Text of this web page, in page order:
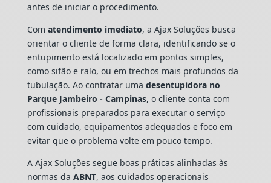
antes de iniciar o procedimento.
Com atendimento imediato, a Ajax Soluções busca
orientar o cliente de forma clara, identificando se o
entupimento está localizado em pontos simples,
como sifão e ralo, ou em trechos mais profundos da
tubulação. Ao contratar uma desentupidora no
Parque Jambeiro - Campinas, o cliente conta com
profissionais preparados para executar o serviço
com cuidado, equipamentos adequados e foco em
evitar que o problema volte em pouco tempo.
A Ajax Soluções segue boas práticas alinhadas às
normas da ABNT, aos cuidados operacionais